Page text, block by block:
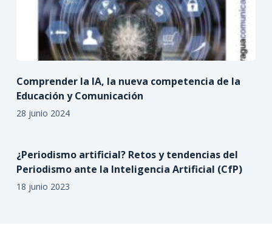
Comprender la IA, la nueva competencia de la
Educación y Comunicación
28 junio 2024
¿Periodismo artificial? Retos y tendencias del
Periodismo ante la Inteligencia Artificial (CfP)
18 junio 2023